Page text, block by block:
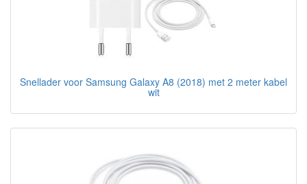
Snellader voor Samsung Galaxy A8 (2018) met 2 meter kabel
wit